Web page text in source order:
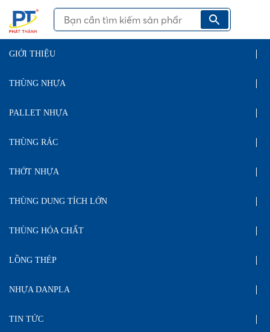
GIỚI THIỆU
THÙNG NHỰA
PALLET NHỰA
THÙNG RÁC
THỚT NHỰA
THÙNG DUNG TÍCH LỚN
THÙNG HÓA CHẤT
LỒNG THÉP
NHỰA DANPLA
TIN TỨC